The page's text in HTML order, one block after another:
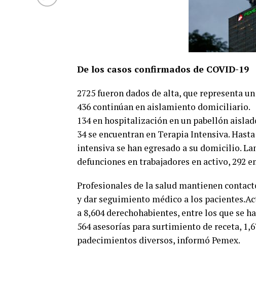
De los casos confirmados de COVID-19
2725 fueron dados de alta, que representa
436 continúan en aislamiento domiciliario.
134 en hospitalización en un pabellón
34 se encuentran en Terapia Intensiva.
intensiva se han egresado a su domicilio.
defunciones en trabajadores en activo, 292
Profesionales de la salud mantienen
y dar seguimiento médico a los
a 8,604 derechohabientes, entre los que se
564 asesorías para surtimiento de receta,
padecimientos diversos, informó Pemex.